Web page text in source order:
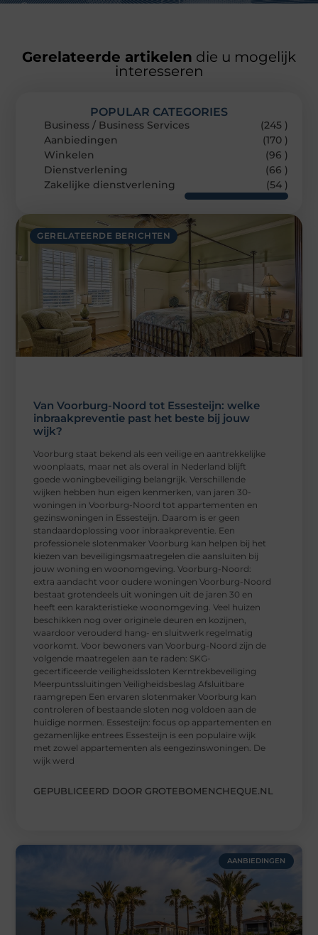
Gerelateerde artikelen die u mogelijk
interesseren
GERELATEERDE BERICHTEN
Van Voorburg-Noord tot Essesteijn: welke
inbraakpreventie past het beste bij jouw
wijk?
Voorburg staat bekend als een veilige en aantrekkelijke
woonplaats, maar net als overal in Nederland blijft
goede woningbeveiliging belangrijk. Verschillende
wijken hebben hun eigen kenmerken, van jaren 30-
woningen in Voorburg-Noord tot appartementen en
gezinswoningen in Essesteijn. Daarom is er geen
standaardoplossing voor inbraakpreventie. Een
professionele slotenmaker Voorburg kan helpen bij het
kiezen van beveiligingsmaatregelen die aansluiten bij
jouw woning en woonomgeving. Voorburg-Noord:
extra aandacht voor oudere woningen Voorburg-Noord
bestaat grotendeels uit woningen uit de jaren 30 en
heeft een karakteristieke woonomgeving. Veel huizen
beschikken nog over originele deuren en kozijnen,
waardoor verouderd hang- en sluitwerk regelmatig
voorkomt. Voor bewoners van Voorburg-Noord zijn de
volgende maatregelen aan te raden: SKG-
gecertificeerde veiligheidssloten Kerntrekbeveiliging
Meerpuntssluitingen Veiligheidsbeslag Afsluitbare
raamgrepen Een ervaren slotenmaker Voorburg kan
controleren of bestaande sloten nog voldoen aan de
huidige normen. Essesteijn: focus op appartementen en
gezamenlijke entrees Essesteijn is een populaire wijk
met zowel appartementen als eengezinswoningen. De
wijk werd
GEPUBLICEERD DOOR GROTEBOMENCHEQUE.NL
POPULAR CATEGORIES
Business / Business Services
(245 )
Aanbiedingen
(170 )
Winkelen
(96 )
Dienstverlening
(66 )
Zakelijke dienstverlening
(54 )
AANBIEDINGEN